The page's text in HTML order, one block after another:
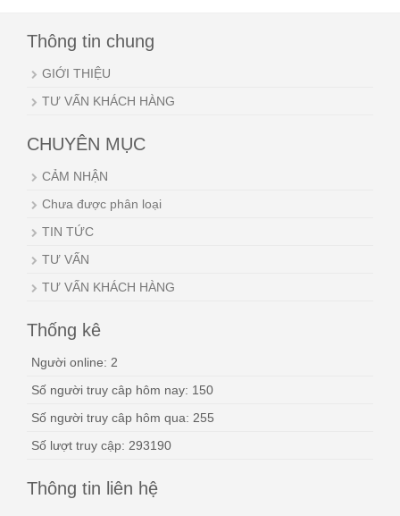
Thông tin chung
GIỚI THIỆU
TƯ VẤN KHÁCH HÀNG
CHUYÊN MỤC
CẢM NHẬN
Chưa được phân loại
TIN TỨC
TƯ VẤN
TƯ VẤN KHÁCH HÀNG
Thống kê
Người online: 2
Số người truy câp hôm nay: 150
Số người truy câp hôm qua: 255
Số lượt truy cập: 293190
Thông tin liên hệ